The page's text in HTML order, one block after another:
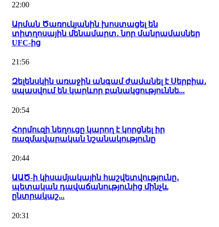
22:00
Արման Ծառուկյանին խոստացել են
տիտղոսային մենամարտ․ նոր մանրամասներ
UFC-ից
21:56
Զելենսկին առաջին անգամ ժամանել է Սերբիա․
սպասվում են կարևոր բանակցություննե...
20:54
Հորմուզի նեղուցը կարող է կորցնել իր
ռազմավարական նշանակությունը
20:44
ԱԱԾ-ի կիսամյակային հաշվետվությունը․
պետական դավաճանությունից մինչև
ընտրակաշ...
20:31